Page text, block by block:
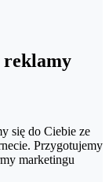
reklamy
się do Ciebie ze
Przygotujemy
marketingu